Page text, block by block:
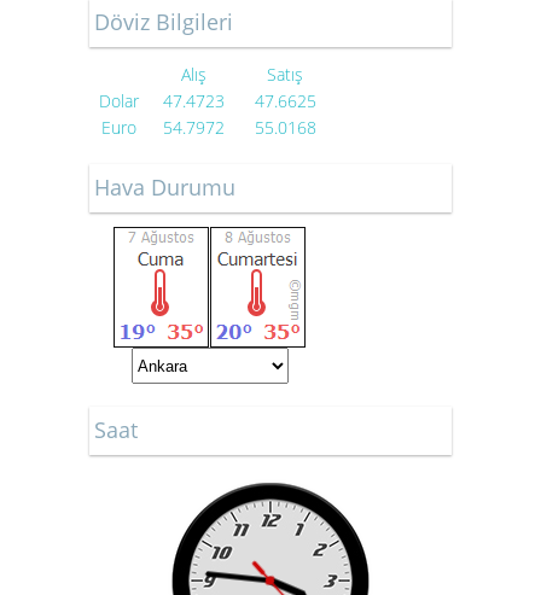
Döviz Bilgileri
Alış
Satış
Dolar
47.4723
47.6625
Euro
54.7972 55.0168
Hava Durumu
Saat